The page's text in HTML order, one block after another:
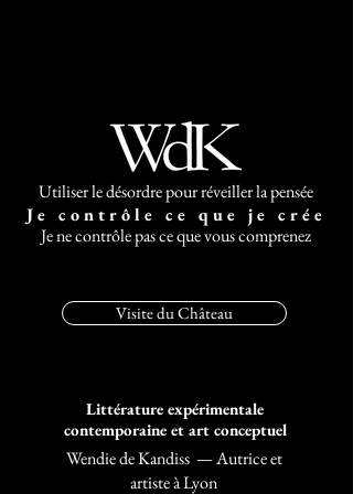
Utiliser le désordre pour réveiller la pensée
Je contrôle ce que je crée
Je ne contrôle pas ce que vous comprenez
Visite du Château
Littérature expérimentale
contemporaine et art conceptuel
Wendie de Kandiss — Autrice et
artiste à Lyon